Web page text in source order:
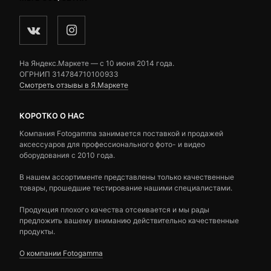
На Яндекс.Маркете — c 10 июня 2014 года.
ОГРНИП 314784710100933
Смотреть отзывы в Я.Маркете
КОРОТКО О НАС
Компания Fotogamma занимается поставкой и продажей
аксессуаров для профессионального фото- и видео
оборудования с 2010 года.
В нашем ассортименте представлены только качественные
товары, прошедшие тестирование нашими специалистами.
Продукция плохого качества отсеивается и мы рады
предложить вашему вниманию действительно качественные
продукты.
О компании Fotogamma